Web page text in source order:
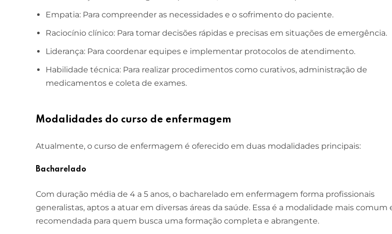
Empatia: Para compreender as necessidades e o sofrimento do paciente.
Raciocínio clínico: Para tomar decisões rápidas e precisas em situações de emergência.
Liderança: Para coordenar equipes e implementar protocolos de atendimento.
Habilidade técnica: Para realizar procedimentos como curativos, administração de
medicamentos e coleta de exames.
Modalidades do curso de enfermagem
Atualmente, o curso de enfermagem é oferecido em duas modalidades principais:
Bacharelado
Com duração média de 4 a 5 anos, o bacharelado em enfermagem forma profissionais
generalistas, aptos a atuar em diversas áreas da saúde. Essa é a modalidade mais comum
recomendada para quem busca uma formação completa e abrangente.